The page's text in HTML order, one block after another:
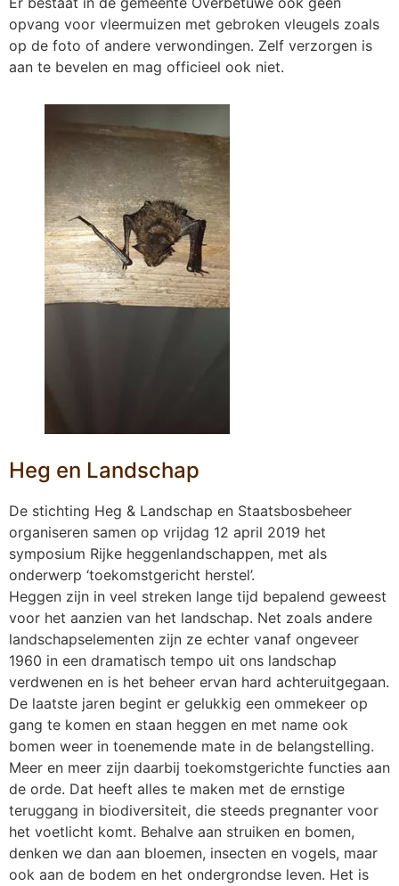
opvang voor vleermuizen met gebroken vleugels zoals
op de foto of andere verwondingen. Zelf verzorgen is
aan te bevelen en mag officieel ook niet.
Heg en Landschap
De stichting Heg & Landschap en Staatsbosbeheer
organiseren samen op vrijdag 12 april 2019 het
symposium Rijke heggenlandschappen, met als
onderwerp ‘toekomstgericht herstel’.
Heggen zijn in veel streken lange tijd bepalend geweest
voor het aanzien van het landschap. Net zoals andere
landschapselementen zijn ze echter vanaf ongeveer
1960 in een dramatisch tempo uit ons landschap
verdwenen en is het beheer ervan hard achteruitgegaan.
De laatste jaren begint er gelukkig een ommekeer op
gang te komen en staan heggen en met name ook
bomen weer in toenemende mate in de belangstelling.
Meer en meer zijn daarbij toekomstgerichte functies aan
de orde. Dat heeft alles te maken met de ernstige
teruggang in biodiversiteit, die steeds pregnanter voor
het voetlicht komt. Behalve aan struiken en bomen,
denken we dan aan bloemen, insecten en vogels, maar
ook aan de bodem en het ondergrondse leven. Het is